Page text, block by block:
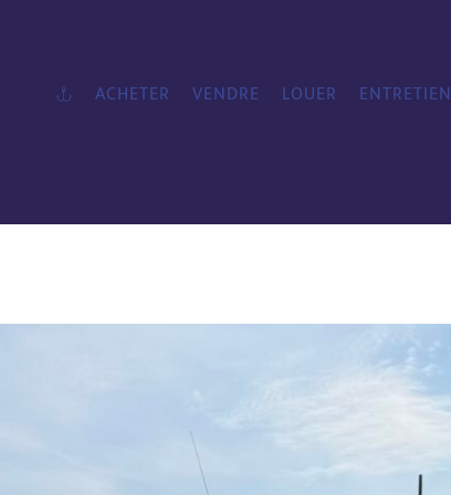
ACHETER VENDRE LOUER ENTRETIEN